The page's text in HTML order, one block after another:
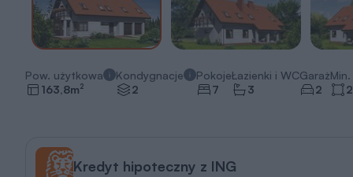
Pow. użytkowa
163,8m2
Kondygnacje
2
Pokoje
7
Łazienki i WC
3
Garaż
2
Min.
Kredyt hipoteczny z ING